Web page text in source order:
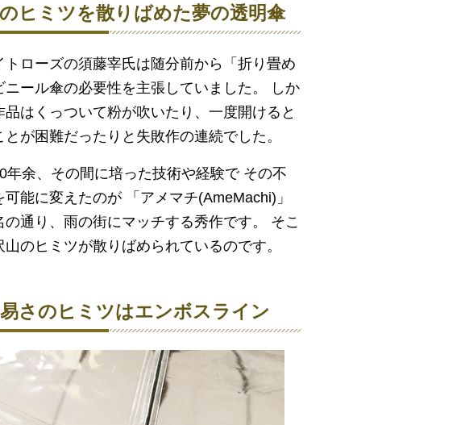
ヒミツを散りばめた夢の透明傘
トローズの須藤宰氏は随分前から「折り畳め
ニール傘の必要性を主張していました。 しか
品はくっついて粉が吹いたり、一度開けると
とが困難だったりと失敗作の連続でした。
年余、その間に培った技術や経験で その不
可能に変えたのが 「アメマチ(AmeMachi)」
の通り、雨の街にマッチする秀作です。 そこ
山のヒミツが散りばめられているのです。
さのヒミツはエンボスライン